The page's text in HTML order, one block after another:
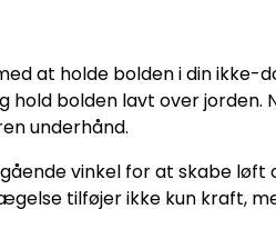
at holde bolden i din ikke-
bolden lavt over jorden.
underhånd.
vinkel for at skabe
tilføjer ikke kun kraft,